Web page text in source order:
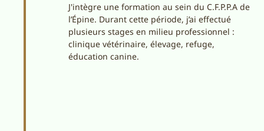
J'intègre une formation au sein du C.F.P.P.A de
l’Épine. Durant cette période, j’ai effectué
plusieurs stages en milieu professionnel :
clinique vétérinaire, élevage, refuge,
éducation canine.